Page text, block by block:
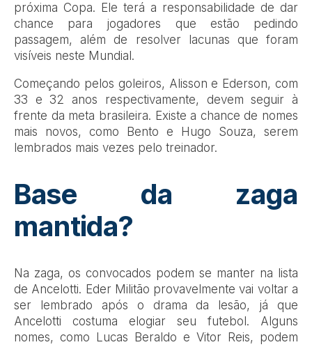
próxima Copa. Ele terá a responsabilidade de dar
chance para jogadores que estão pedindo
passagem, além de resolver lacunas que foram
visíveis neste Mundial.
Começando pelos goleiros, Alisson e Ederson, com
33 e 32 anos respectivamente, devem seguir à
frente da meta brasileira. Existe a chance de nomes
mais novos, como Bento e Hugo Souza, serem
lembrados mais vezes pelo treinador.
Base da zaga
mantida?
Na zaga, os convocados podem se manter na lista
de Ancelotti. Eder Militão provavelmente vai voltar a
ser lembrado após o drama da lesão, já que
Ancelotti costuma elogiar seu futebol. Alguns
nomes, como Lucas Beraldo e Vitor Reis, podem